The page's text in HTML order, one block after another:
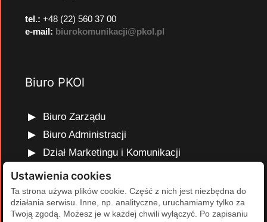
tel.: +48 (22) 560 37 00
e-mail: biurokomunikacji@pkol.pl
Biuro PKOl
Biuro Zarządu
Biuro Administracji
Dział Marketingu i Komunikacji
Dział Edukacji Olimpijskiej
Dział Finansów i Kadr
Dział Projektów Olimpijskich
Ustawienia cookies
Ta strona używa plików cookie. Część z nich jest niezbędna do
działania serwisu. Inne, np. analityczne, uruchamiamy tylko za
Twoją zgodą. Możesz je w każdej chwili wyłączyć. Po zapisaniu